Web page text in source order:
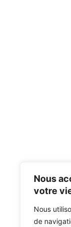
Nous
votre
Nous
de